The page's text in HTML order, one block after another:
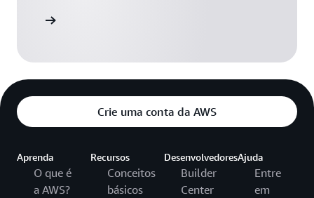
Crie uma conta da AWS
Aprenda
O que é
a AWS?
Recursos
Conceitos
básicos
Desenvolvedores
Builder
Center
Ajuda
Entre
em